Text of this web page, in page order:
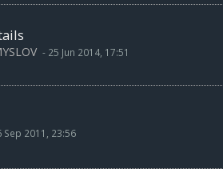
- 25 Jun 2014, 17:51
Sep 2011, 23:56